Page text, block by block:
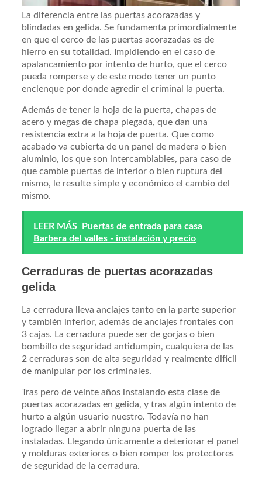
La diferencia entre las puertas acorazadas y
blindadas en gelida. Se fundamenta primordialmente
en que el cerco de las puertas acorazadas es de
hierro en su totalidad. Impidiendo en el caso de
apalancamiento por intento de hurto, que el cerco
pueda romperse y de este modo tener un punto
enclenque por donde agredir el criminal la puerta.
Además de tener la hoja de la puerta, chapas de
acero y megas de chapa plegada, que dan una
resistencia extra a la hoja de puerta. Que como
acabado va cubierta de un panel de madera o bien
aluminio, los que son intercambiables, para caso de
que cambie puertas de interior o bien ruptura del
mismo, le resulte simple y económico el cambio del
mismo.
LEER MÁS
Puertas de entrada para casa
Barbera del valles - instalación y precio
Cerraduras de puertas acorazadas
gelida
La cerradura lleva anclajes tanto en la parte superior
y también inferior, además de anclajes frontales con
3 cajas. La cerradura puede ser de gorjas o bien
bombillo de seguridad antidumpin, cualquiera de las
2 cerraduras son de alta seguridad y realmente difícil
de manipular por los criminales.
Tras pero de veinte años instalando esta clase de
puertas acorazadas en gelida, y tras algún intento de
hurto a algún usuario nuestro. Todavía no han
logrado llegar a abrir ninguna puerta de las
instaladas. Llegando únicamente a deteriorar el panel
y molduras exteriores o bien romper los protectores
de seguridad de la cerradura.